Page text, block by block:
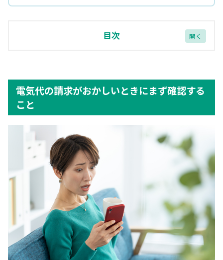
目次
検針票やWeb明細で使用量と料金単価をチェック
漏電の可能性(ブレーカーが頻繁に落ちる場合は要
電気代が倍になったり異常に高くなった原因
燃料費調整額や再エネ賦課金が値上がりしている
電力会社が料金改定を行った
契約中の電気料金プランが生活スタイルに合ってい
ない
家電の使用量や稼働時間が増えている
政府の電気代補助金が終了した
電気代の請求がおかしいときにまず確認する
こと